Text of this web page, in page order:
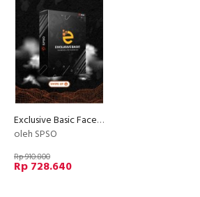
Exclusive Basic Facebook Instagram Ads
oleh SPSO
Rp 910.800
Rp 728.640